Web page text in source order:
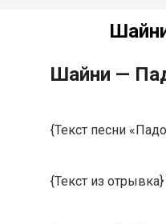
Шaйни —
{Текст песни
{Текст из отрывка}